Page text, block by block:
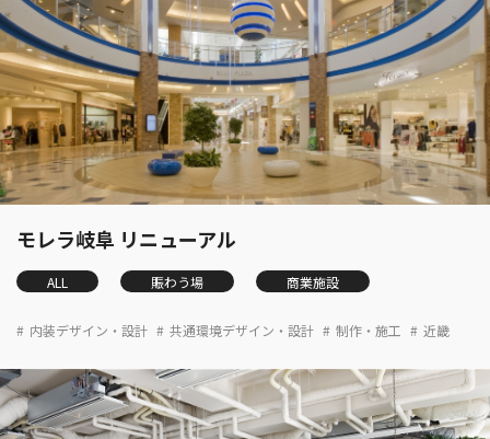
モレラ岐阜 リニューアル
ALL 賑わう場 商業施設
内装デザイン・設計 共通環境デザイン・設計 制作・施工 近畿